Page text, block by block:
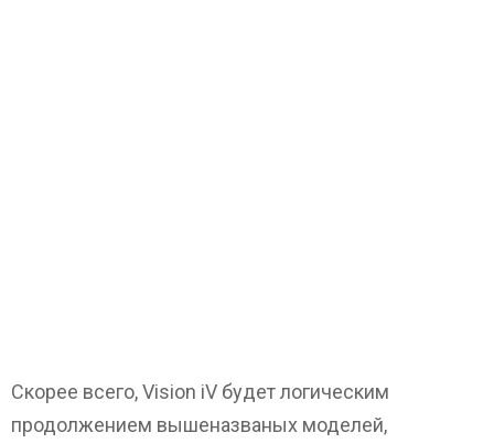
Скорее всего, Vision iV будет логическим
продолжением вышеназваных моделей,